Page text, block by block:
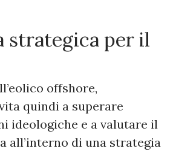
strategica per il
offshore,
quindi a superare
ideologiche e a valutare il
all’interno di una strategia